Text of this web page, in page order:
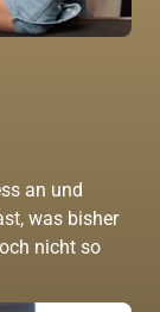
an und
was bisher
nicht so